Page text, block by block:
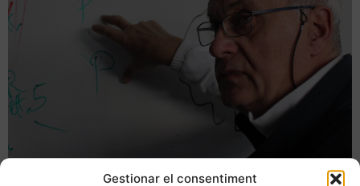
Gestionar el consentiment